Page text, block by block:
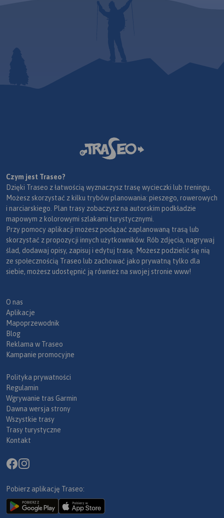
Czym jest Traseo?
Dzięki Traseo z łatwością wyznaczysz trasę wycieczki lub treningu.
Możesz skorzystać z kilku trybów planowania: pieszego, rowerowych
i narciarskiego. Plan trasy zobaczysz na autorskim podkładzie
mapowym z kolorowymi szlakami turystycznymi.
Przy pomocy aplikacji możesz podążać zaplanowaną trasą lub
skorzystać z propozycji innych użytkowników. Rób zdjęcia, nagrywaj
ślad, dodawaj opisy, zapisuj i edytuj trasę. Możesz podzielić się nią
ze społecznością Traseo lub zachować jako prywatną tylko dla
siebie, możesz udostępnić ją również na swojej stronie www!
O nas
Aplikacje
Mapoprzewodnik
Blog
Reklama w Traseo
Kampanie promocyjne
Polityka prywatności
Regulamin
Wgrywanie tras Garmin
Dawna wersja strony
Wszystkie trasy
Trasy turystyczne
Kontakt
Pobierz aplikację Traseo: